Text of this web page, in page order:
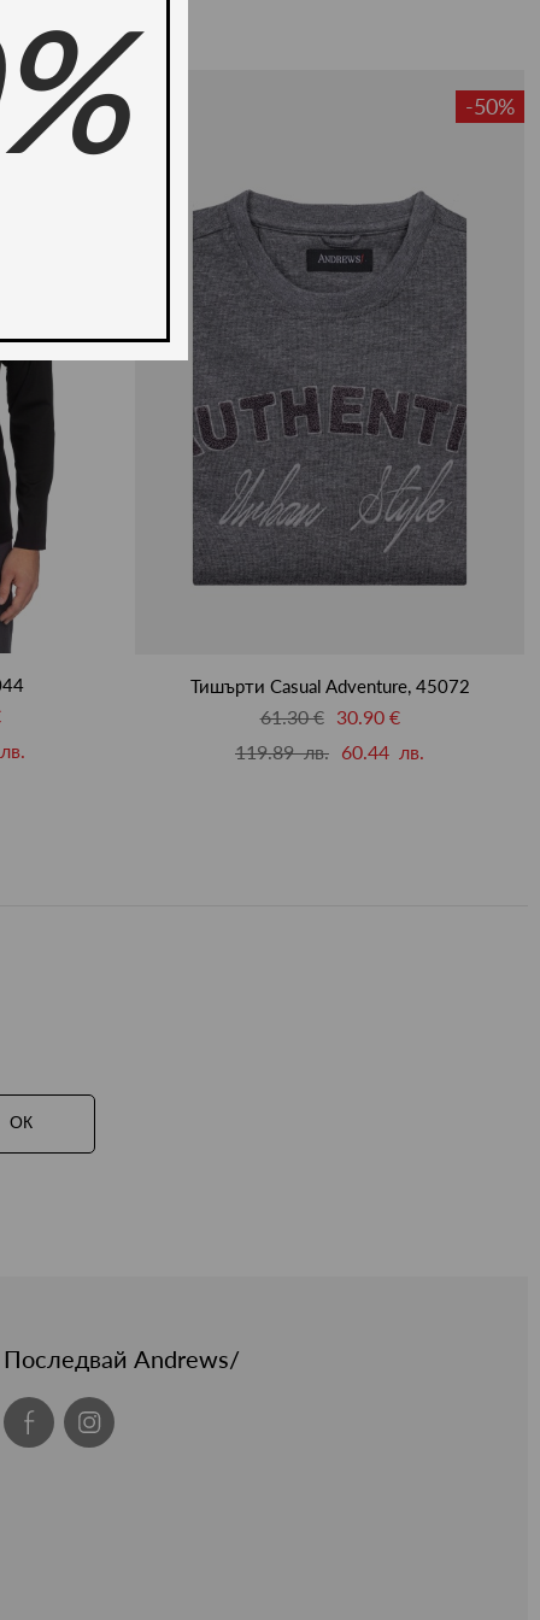
ново -35% -50%
Тишърти Casual Adventure, 45072
61.30 €
30.90 €
119.89 лв. 60.44 лв.
ОК
Последвай Andrews/